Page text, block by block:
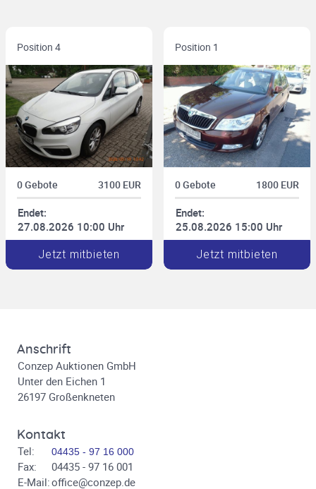
Position 4
0 Gebote 3100 EUR
Endet:
27.08.2026 10:00 Uhr
Jetzt mitbieten
Position 1
0 Gebote 1800 EUR
Endet:
25.08.2026 15:00 Uhr
Jetzt mitbieten
Anschrift
Conzep Auktionen GmbH
Unter den Eichen 1
26197 Großenkneten
Kontakt
Tel: 04435 - 97 16 000
Fax:
04435 - 97 16 001
E-Mail:office@conzep.de